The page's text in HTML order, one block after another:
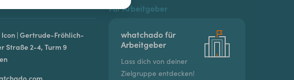
Icon | Gertrude-Fröhlich-
Straße 2-4, Turm 9
Für Arbeitgeber
whatchado für
Arbeitgeber
Lass dich von deiner
Zielgruppe entdecken!